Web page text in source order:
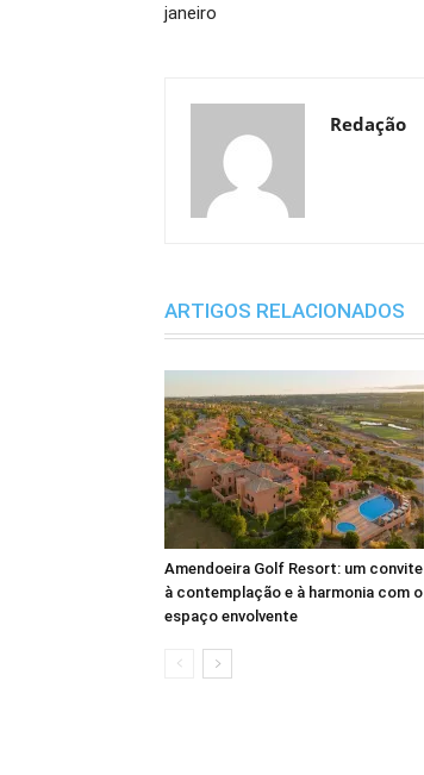
janeiro
Redação
ARTIGOS RELACIONADOS
Amendoeira Golf Resort: um convite
à contemplação e à harmonia com o
espaço envolvente